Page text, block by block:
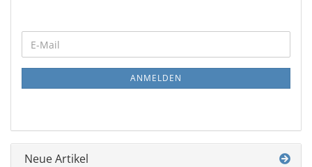
ZUR
NEWSLETTER-
E-
Mail
ANMELDEN
Neue Artikel